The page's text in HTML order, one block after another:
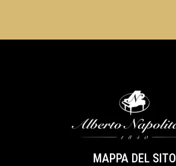
MAPPA DEL SITO